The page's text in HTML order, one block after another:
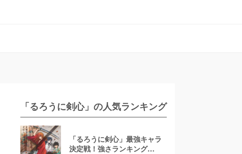
「るろうに剣心」の人気ランキング
「るろうに剣心」最強キャラ
決定戦！強さランキング